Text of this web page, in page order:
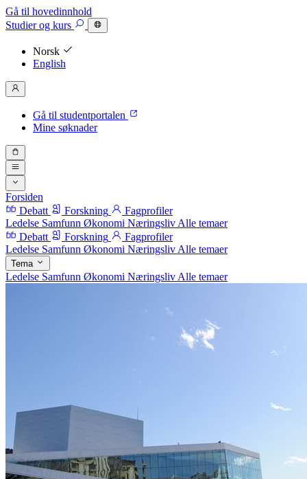
Gå til hovedinnhold
Studierog kurs
Norsk
English
Gå til studentportalen
Mine søknader
Forsiden
Debatt
Forskning
Fagprofiler
Ledelse Samfunn Økonomi Næringsliv Alle temaer
Debatt
Forskning
Fagprofiler
Ledelse Samfunn Økonomi Næringsliv Alle temaer
Tema
Ledelse Samfunn Økonomi Næringsliv Alle temaer